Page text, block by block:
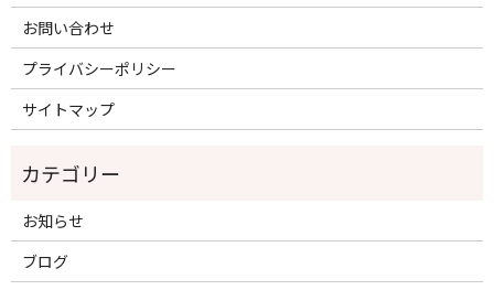
お問い合わせ
プライバシーポリシー
サイトマップ
お知らせ
ブログ